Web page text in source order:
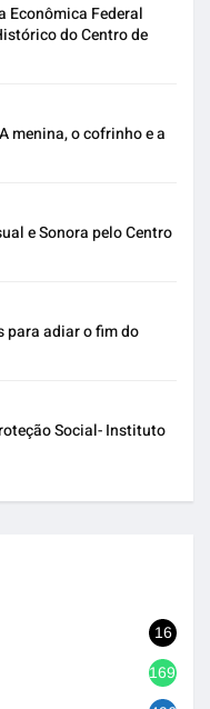
Econômica Federal
do Centro de
menina, o cofrinho e a
e Sonora pelo Centro
para adiar o fim do
Social- Instituto
16
1692